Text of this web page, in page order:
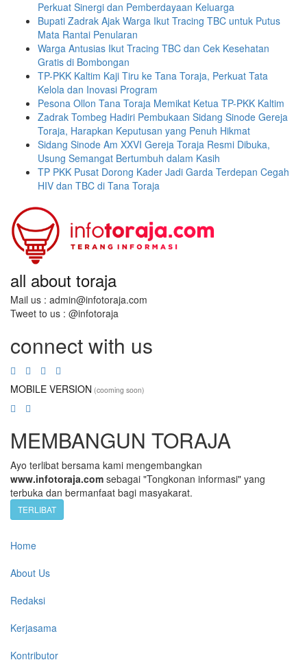
Perkuat Sinergi dan Pemberdayaan Keluarga
Bupati Zadrak Ajak Warga Ikut Tracing TBC untuk Putus
Mata Rantai Penularan
Warga Antusias Ikut Tracing TBC dan Cek Kesehatan
Gratis di Bombongan
TP-PKK Kaltim Kaji Tiru ke Tana Toraja, Perkuat Tata
Kelola dan Inovasi Program
Pesona Ollon Tana Toraja Memikat Ketua TP-PKK Kaltim
Zadrak Tombeg Hadiri Pembukaan Sidang Sinode Gereja
Toraja, Harapkan Keputusan yang Penuh Hikmat
Sidang Sinode Am XXVI Gereja Toraja Resmi Dibuka,
Usung Semangat Bertumbuh dalam Kasih
TP PKK Pusat Dorong Kader Jadi Garda Terdepan Cegah
HIV dan TBC di Tana Toraja
all about toraja
Mail us : admin@infotoraja.com
Tweet to us : @infotoraja
connect with us
MOBILE VERSION (cooming soon)
MEMBANGUN TORAJA
Ayo terlibat bersama kami mengembangkan
www.infotoraja.com sebagai "Tongkonan informasi" yang
terbuka dan bermanfaat bagi masyakarat.
TERLIBAT
Home
About Us
Redaksi
Kerjasama
Kontributor